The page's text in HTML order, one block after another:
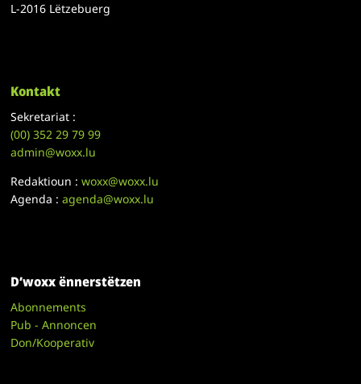
L-2016 Lëtzebuerg
Kontakt
Sekretariat :
(00)352 29 79 99
admin@woxx.lu
Redaktioun :woxx@woxx.lu
Agenda :agenda@woxx.lu
D’woxx ënnerstëtzen
Abonnements
Pub - Annoncen
Don/Kooperativ